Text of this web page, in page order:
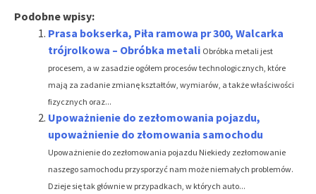
Podobne wpisy:
Prasa bokserka, Piła ramowa pr 300, Walcarka
trójrolkowa – Obróbka metali Obróbka metali jest
procesem, a w zasadzie ogółem procesów technologicznych, które
mają za zadanie zmianę kształtów, wymiarów, a także właściwości
fizycznych oraz...
Upoważnienie do zezłomowania pojazdu,
upoważnienie do złomowania samochodu
Upoważnienie do zezłomowania pojazdu Niekiedy zezłomowanie
naszego samochodu przysporzyć nam może niemałych problemów.
Dzieje się tak głównie w przypadkach, w których auto...